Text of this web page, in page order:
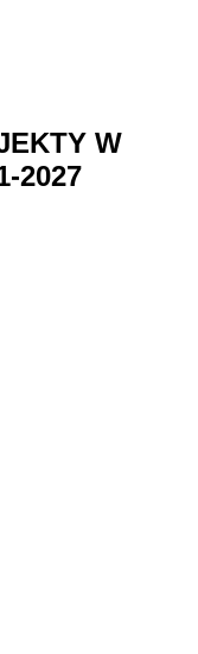
W
2027